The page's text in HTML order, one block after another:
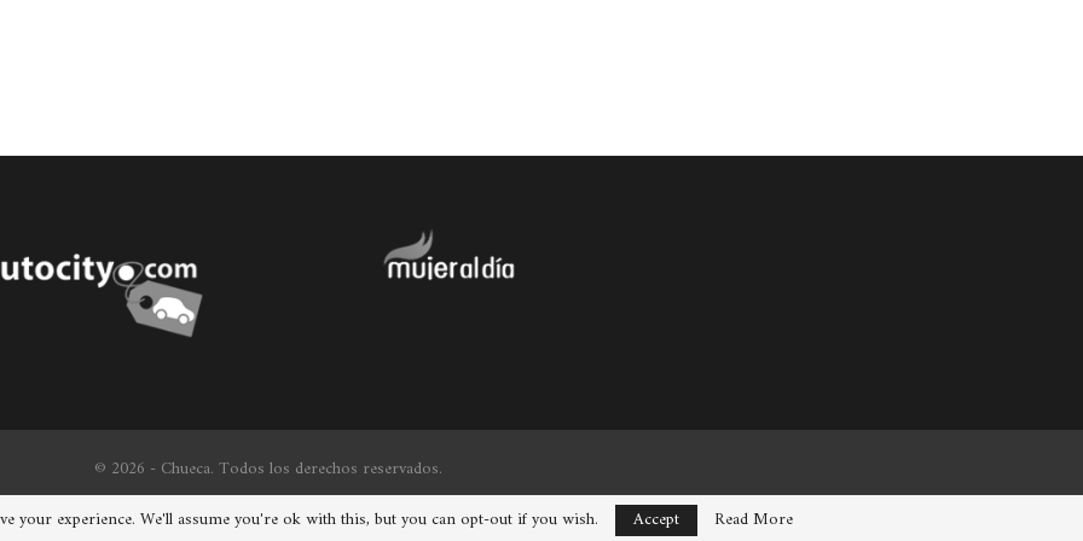
© 2026 - Chueca. Todos los derechos reservados.
your experience. We'll assume you're ok with this, but you can opt-out if you wish.
Accept Read More